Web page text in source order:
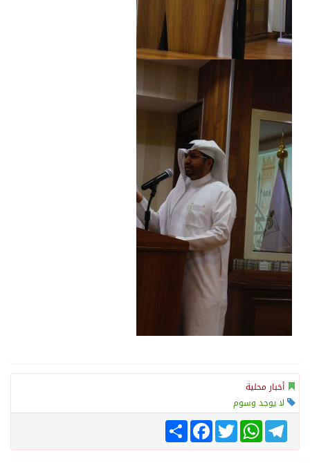
أخبار محلية
لا يوجد وسوم
انشر
FacebookTwitter
WhatsAppTelegram